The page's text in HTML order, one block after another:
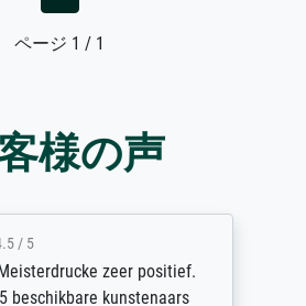
ページ 1 / 1
様の声
/ 5
ist auch nicht dadurch
Bild entgegen einer